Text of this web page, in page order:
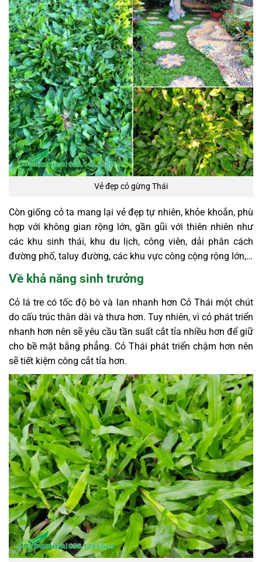
Vẻ đẹp cỏ gừng Thái
Còn giống cỏ ta mang lại vẻ đẹp tự nhiên, khỏe khoắn, phù
hợp với không gian rộng lớn, gần gũi với thiên nhiên như
các khu sinh thái, khu du lịch, công viên, dải phân cách
đường phố, taluy đường, các khu vực công cộng rộng lớn,…
Về khả năng sinh trưởng
Cỏ lá tre có tốc độ bò và lan nhanh hơn Cỏ Thái một chút
do cấu trúc thân dài và thưa hơn. Tuy nhiên, vì cỏ phát triển
nhanh hơn nên sẽ yêu cầu tần suất cắt tỉa nhiều hơn để giữ
cho bề mặt bằng phẳng. Cỏ Thái phát triển chậm hơn nên
sẽ tiết kiệm công cắt tỉa hơn.